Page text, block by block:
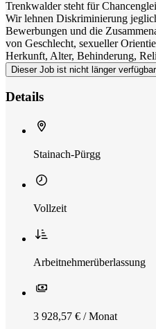
Trenkwalder steht für
Wir lehnen Diskriminierung
Bewerbungen und die
von Geschlecht, sexueller
Herkunft, Alter, Behinderung,
Dieser Job ist nicht länger verfügbar
Details
Stainach-Pürgg
Vollzeit
Arbeitnehmerüberlassung
3 928,57 € / Monat